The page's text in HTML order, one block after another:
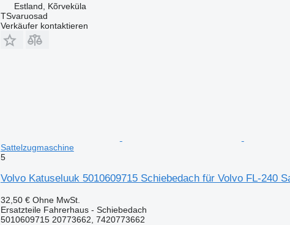
Estland, Kõrveküla
TSvaruosad
Verkäufer kontaktieren
Sattelzugmaschine
5
Volvo Katuseluuk 5010609715 Schiebedach für Volvo FL-240
32,50 € Ohne MwSt.
Ersatzteile Fahrerhaus - Schiebedach
5010609715 20773662, 7420773662